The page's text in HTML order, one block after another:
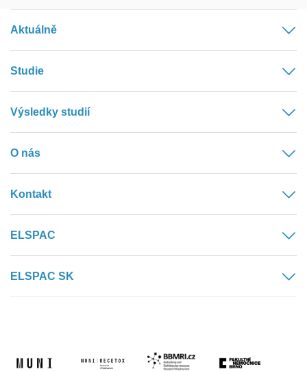
Aktuálně
Studie
Výsledky studií
O nás
Kontakt
ELSPAC
ELSPAC SK